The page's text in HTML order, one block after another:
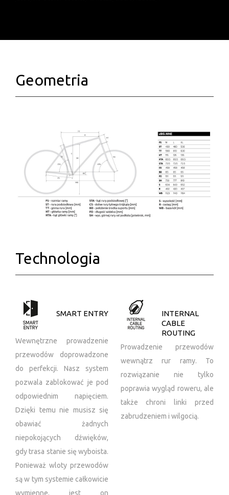
Geometria
Technologia
SMART ENTRY
Wewnętrzne prowadzenie
przewodów doprowadzone
do perfekcji. Nasz system
pozwala zablokować je pod
odpowiednim napięciem.
Dzięki temu nie musisz się
obawiać żadnych
niepokojących dźwięków,
gdy trasa stanie się wyboista.
Ponieważ wloty przewodów
są w tym systemie całkowicie
wymienne, jest on
INTERNAL
CABLE
ROUTING
Prowadzenie przewodów
wewnątrz rur ramy. To
rozwiązanie nie tylko
poprawia wygląd roweru, ale
także chroni linki przed
zabrudzeniem i wilgocią.